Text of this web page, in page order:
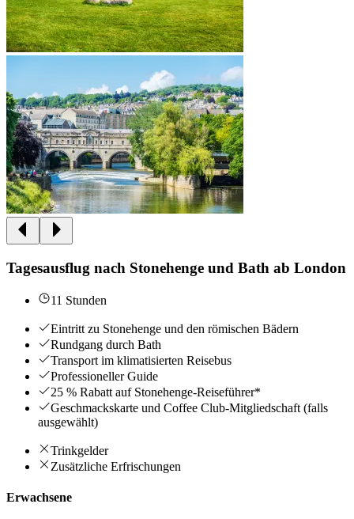
Tagesausflug nach Stonehenge und Bath ab London
11 Stunden
Eintritt zu Stonehenge und den römischen Bädern
Rundgang durch Bath
Transport im klimatisierten Reisebus
Professioneller Guide
25 % Rabatt auf Stonehenge-Reiseführer*
Geschmackskarte und Coffee Club-Mitgliedschaft (falls
ausgewählt)
Trinkgelder
Zusätzliche Erfrischungen
Erwachsene